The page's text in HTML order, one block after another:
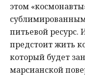
этом
питьевой ресурс.
предстоит жить
который будет
марсианской